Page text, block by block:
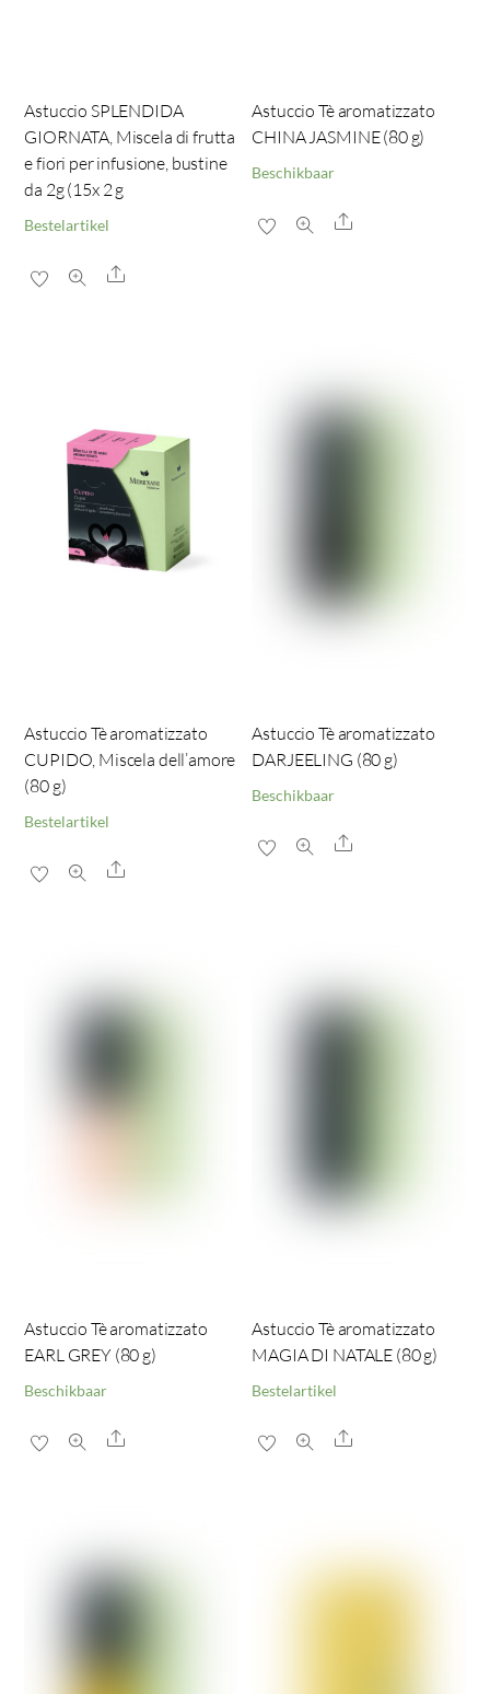
Astuccio SPLENDIDA
GIORNATA, Miscela di frutta
e fiori per infusione, bustine
da 2g (15x 2 g
Bestelartikel
Share
Astuccio Tè aromatizzato
CHINA JASMINE (80 g)
Beschikbaar
Share
Astuccio Tè aromatizzato
CUPIDO, Miscela dell’amore
(80 g)
Bestelartikel
Share
Astuccio Tè aromatizzato
DARJEELING (80 g)
Beschikbaar
Share
Astuccio Tè aromatizzato
EARL GREY (80 g)
Beschikbaar
Share
Astuccio Tè aromatizzato
MAGIA DI NATALE (80 g)
Bestelartikel
Share